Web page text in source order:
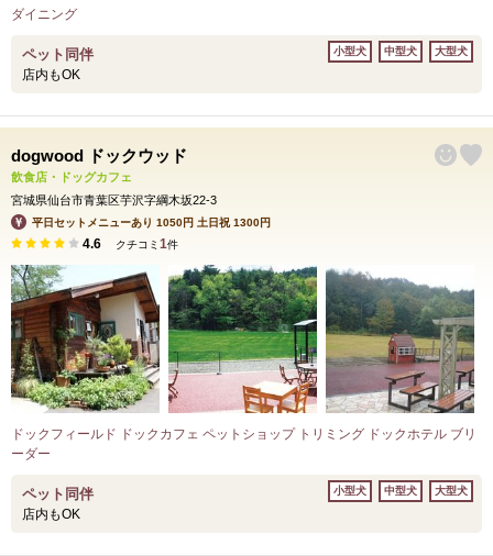
ダイニング
ペット同伴
店内もOK
小型犬 中型犬 大型犬
dogwood ドックウッド
飲食店・ドッグカフェ
宮城県仙台市青葉区芋沢字綱木坂22-3
平日セットメニューあり 1050円 土日祝 1300円
4.6 クチコミ 1件
ドックフィールド ドックカフェ ペットショップ トリミング ドックホテル ブリ
ーダー
ペット同伴
店内もOK
小型犬 中型犬 大型犬